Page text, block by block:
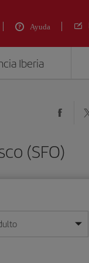
Ayuda
Iberia
(SFO)
mes/año